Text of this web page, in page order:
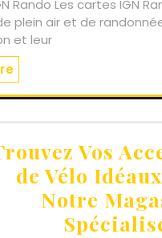
Rando Les cartes IGN
plein air et de
et leur
Vos
de Vélo
Notre